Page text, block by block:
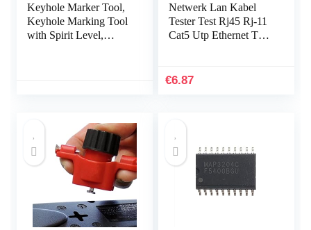
Keyhole Marker Tool,
Keyhole Marking Tool
with Spirit Level,
Netwerk Lan Kabel
Tester Test Rj45 Rj-11
Cat5 Utp Ethernet Tool
Kabel Tester – Wit
€6.87